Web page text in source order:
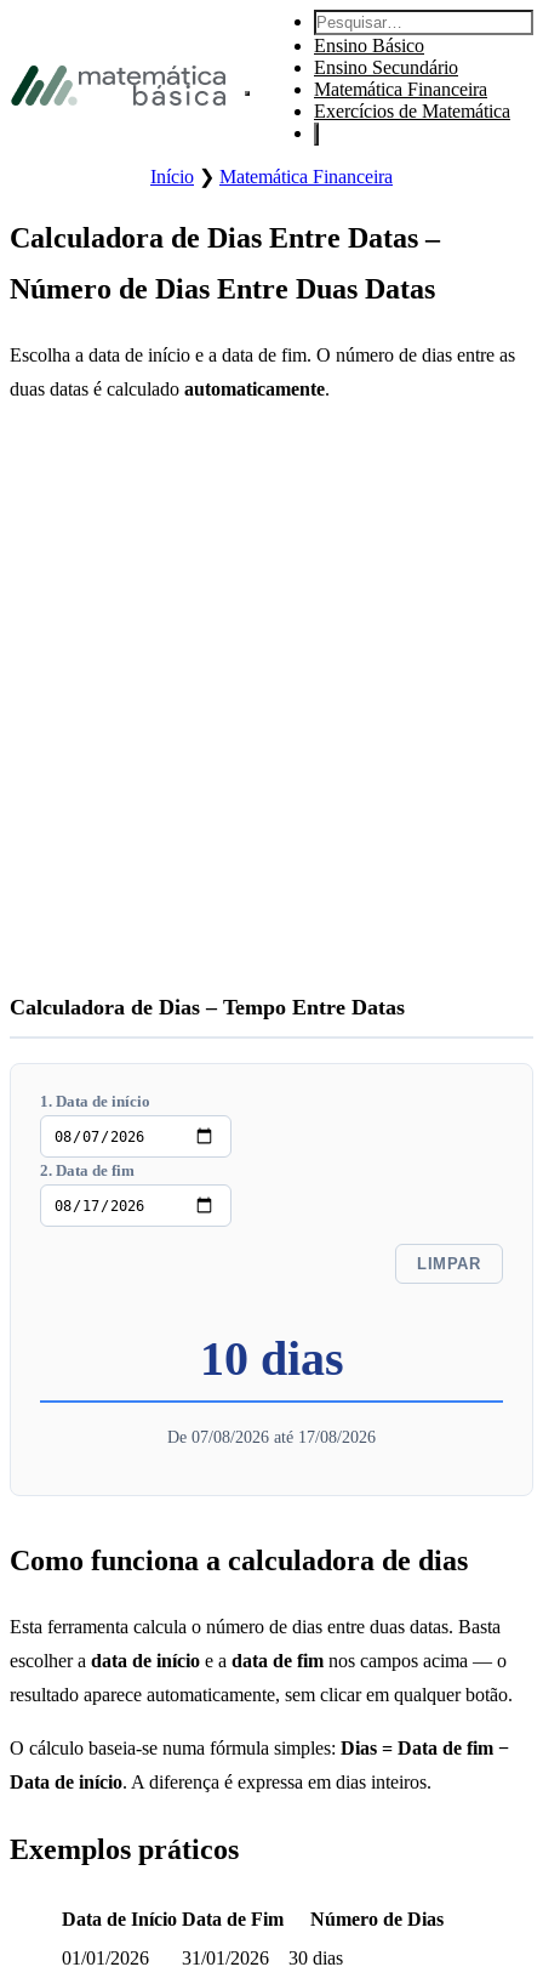
Ir para o rodapé
Abrir o menu principal do sítio web.
Pesquisar:
Ensino Básico
Ensino Secundário
Matemática Financeira
Exercícios de Matemática
Início ❯ Matemática Financeira
Calculadora de Dias Entre Datas –
Número de Dias Entre Duas Datas
Escolha a data de início e a data de fim. O número de dias entre as
duas datas é calculado automaticamente.
Calculadora de Dias – Tempo Entre Datas
1. Data de início
2. Data de fim
LIMPAR
10 dias
De 07/08/2026 até 17/08/2026
Como funciona a calculadora de dias
Esta ferramenta calcula o número de dias entre duas datas. Basta
escolher a data de início e a data de fim nos campos acima — o
resultado aparece automaticamente, sem clicar em qualquer botão.
O cálculo baseia-se numa fórmula simples: Dias = Data de fim −
Data de início. A diferença é expressa em dias inteiros.
Exemplos práticos
Data de Início Data de Fim
Número de Dias
01/01/2026
31/01/2026
30 dias